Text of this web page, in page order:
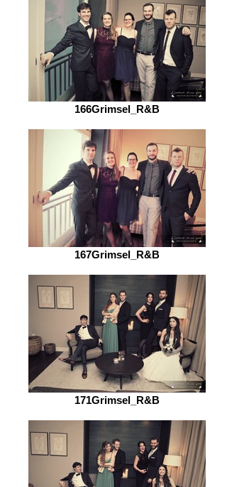
166Grimsel_R&B
167Grimsel_R&B
171Grimsel_R&B